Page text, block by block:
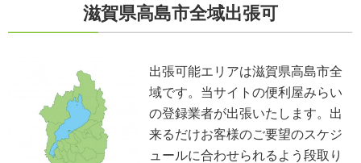
情報の取扱いと運用に関する具体的ルールを定め、責任者を設けます。
個人情報に関する法令およびその他の規範の遵守
当社の役員、社員、協働者は、個人情報保護や通信の秘密に関する法令やガ
人情報保護が効果的に実施されるよう、個人情報保護方針および社内規程類
を継続して改善します。
個人情報の取扱いに関する問い合わせおよび相談窓口
当方所定の窓口にて、合理的な範囲で対応いたします。
[お問い合わせ先]
便利屋みらい
お問い合わせ方法： メールフォーム
滋賀県高島市全域出張可
出張可能エリアは滋賀県高島市全
域です。当サイトの便利屋みらい
の登録業者が出張いたします。出
来るだけお客様のご要望のスケジ
ュールに合わせられるよう段取り